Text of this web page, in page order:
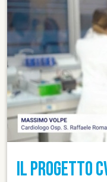
IL PROGETTO